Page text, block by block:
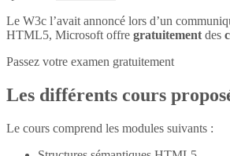
Le W3c l’avait annoncé lors d’un
HTML5, Microsoft offre gratuitement des
Passez votre examen gratuitement
Les différents cours
Le cours comprend les modules suivants :